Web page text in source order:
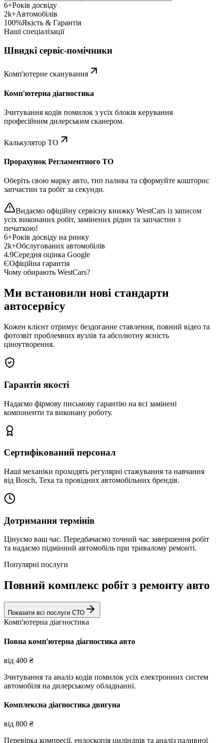
6+Років досвіду
2k+Автомобілів
100%Якість & Гарантія
Наші спеціалізації
Швидкі сервіс-помічники
Комп'ютерне сканування
Комп'ютерна діагностика
Зчитування кодів помилок з усіх блоків керування
професійним дилерським сканером.
Калькулятор ТО
Прорахунок Регламентного ТО
Оберіть свою марку авто, тип палива та сформуйте кошторис
запчастин та робіт за секунди.
Видаємо офіційну сервісну книжку WestCars із записом
усіх виконаних робіт, замінених рідин та запчастин з
печаткою!
6+Років досвіду на ринку
2k+Обслугованих автомобілів
4.9Середня оцінка Google
ЄОфіційна гарантія
Чому обирають WestCars?
Ми встановили нові стандарти
автосервісу
Кожен клієнт отримує бездоганне ставлення, повний відео та
фотозвіт проблемних вузлів та абсолютну ясність
ціноутворення.
Гарантія якості
Надаємо фірмову письмову гарантію на всі замінені
компоненти та виконану роботу.
Сертифікований персонал
Наші механіки проходять регулярні стажування та навчання
від Bosch, Texa та провідних автомобільних брендів.
Дотримання термінів
Цінуємо ваш час. Передбачаємо точний час завершення робіт
та надаємо підмінний автомобіль при тривалому ремонті.
Популярні послуги
Повний комплекс робіт з ремонту авто
Показати всі послуги СТО
Комп'ютерна діагностика
Повна комп'ютерна діагностика авто
від 400 ₴
Зчитування та аналіз кодів помилок усіх електронних систем
автомобіля на дилерському обладнанні.
Комплексна діагностика двигуна
від 800 ₴
Перевірка компресії, ендоскопія циліндрів та аналіз паливної